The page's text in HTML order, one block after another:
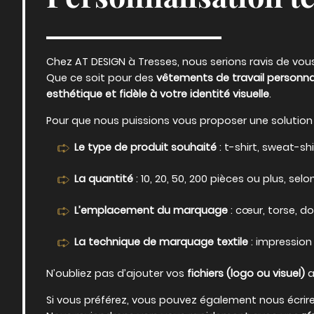
Chez AT DESIGN à Tresses, nous serions ravis de
Que ce soit pour des vêtements de travail
esthétique et fidèle à votre identité visuelle.
Pour que nous puissions vous proposer une
Le type de produit souhaité : t-shirt, sweat-
La quantité : 10, 20, 50, 200 pièces ou plus,
L’emplacement du marquage : cœur, torse,
La technique de marquage textile :
N’oubliez pas d’ajouter vos fichiers (logo ou visuel)
Si vous préférez, vous pouvez également nous